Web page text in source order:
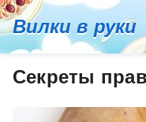
Вилки в руки
Секреты